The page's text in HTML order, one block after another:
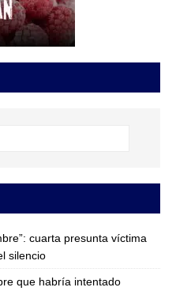
cuarta presunta víctima
silencio
que habría intentado